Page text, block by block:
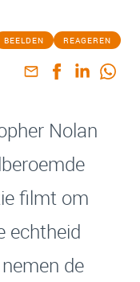
BEELDEN REAGEREN
Nolan
filmt om
echtheid
de